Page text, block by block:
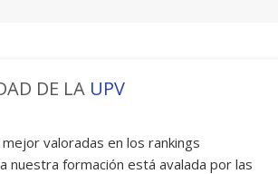
DE LA UPV
valoradas en los rankings
nuestra formación está avalada por las